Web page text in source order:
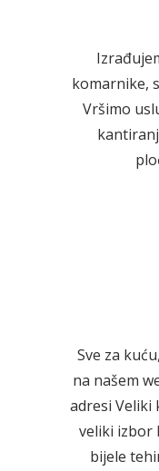
AKCIJA!
komarnike,
Vršimo
Sve za
na našem
adresi Veliki
veliki izbor
bijele